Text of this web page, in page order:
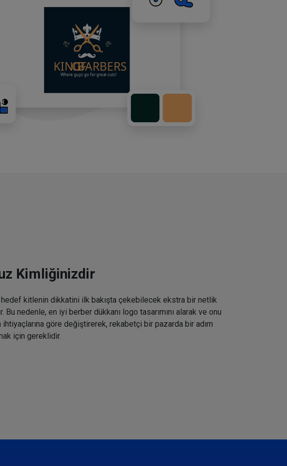
Kimliğinizdir
hedef kitlenin dikkatini ilk bakışta çekebilecek ekstra bir netlik
Bu nedenle, en iyi berber dükkanı logo tasarımını alarak ve onu
göre değiştirerek, rekabetçi bir pazarda bir adım
için gereklidir.